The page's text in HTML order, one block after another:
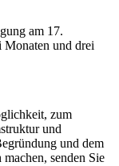
am 17.
Monaten und drei
zum
und
und dem
senden Sie